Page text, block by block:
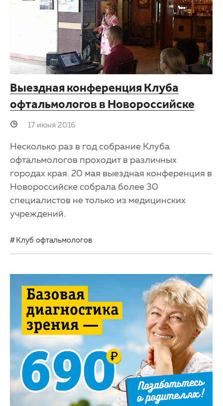
Выездная конференция Клуба
офтальмологов в Новороссийске
17 июня 2016
Несколько раз в год собрание Клуба
офтальмологов проходит в различных
городах края. 20 мая выездная конференция в
Новороссийске собрала более 30
специалистов не только из медицинских
учреждений.
Клуб офтальмологов